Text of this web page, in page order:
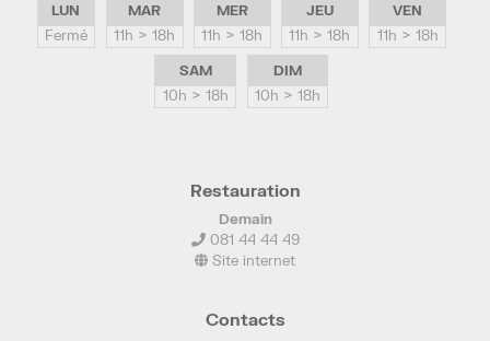
LUN
Fermé
MAR
11h > 18h
MER
11h > 18h
JEU
11h > 18h
VEN
11h > 18h
SAM
10h > 18h
DIM
10h > 18h
Restauration
Demain
081 44 44 49
Site internet
Contacts